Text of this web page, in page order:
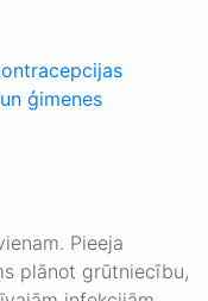
Pieeja
plānot grūtniecību,